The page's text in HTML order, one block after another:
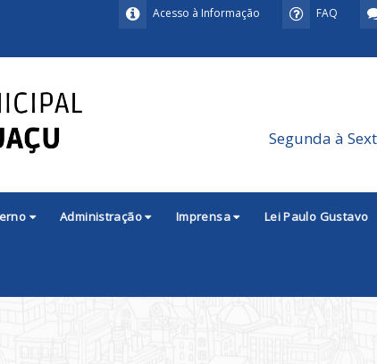
FAQ
Acesso à Informação
Segunda à
Administração Imprensa Lei Paulo Gustavo